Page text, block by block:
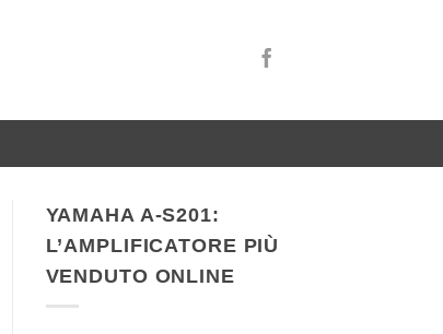
YAMAHA A-S201:
L’AMPLIFICATORE PIÙ
VENDUTO ONLINE